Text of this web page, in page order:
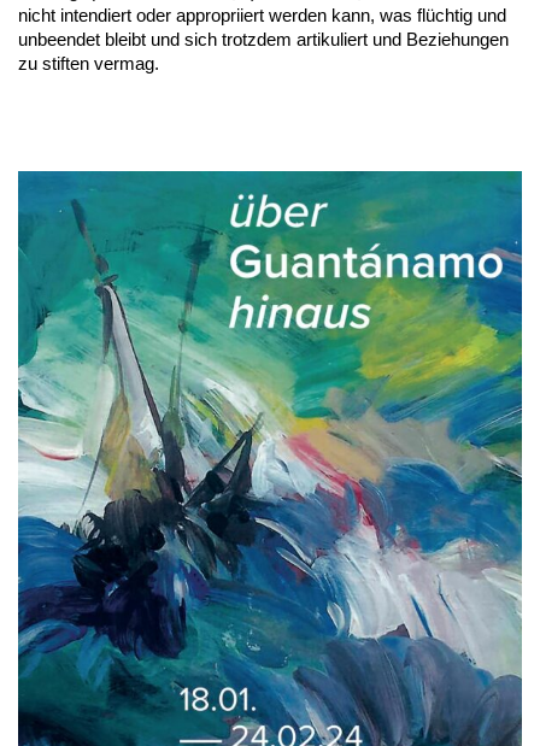
nicht intendiert oder appropriiert werden kann, was flüchtig und
unbeendet bleibt und sich trotzdem artikuliert und Beziehungen
zu stiften vermag.